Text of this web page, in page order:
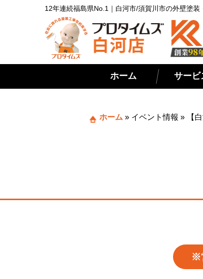
12年連続福島県No.1｜白河市/須賀川市の外壁塗
ホーム サービ
ホーム » イベント情報 » 【
※